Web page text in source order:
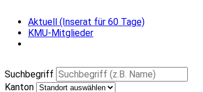
Aktuell (Inserat für 60 Tage)
KMU-Mitglieder
Suchbegriff
Kanton